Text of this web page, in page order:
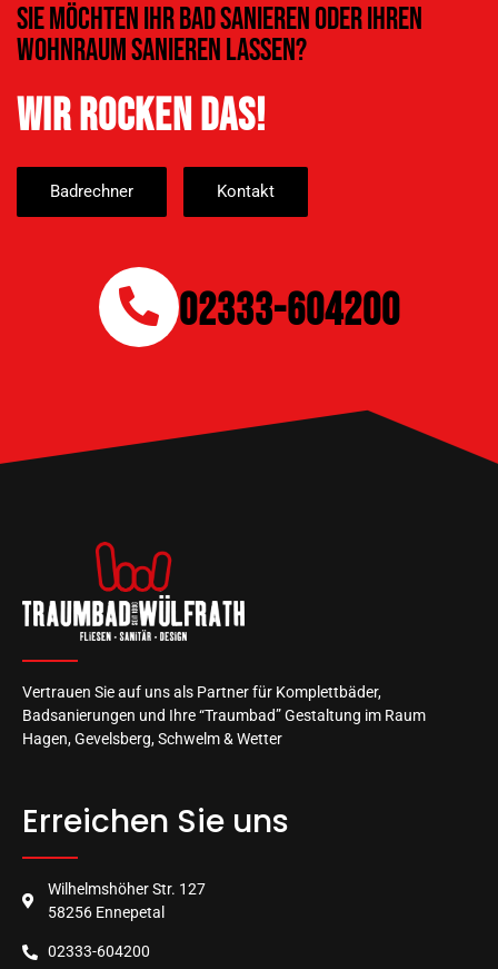
Sie möchten Ihr Bad sanieren oder Ihren
Wohnraum Sanieren lassen?
Wir rocken das!
Badrechner Kontakt
02333-604200
Vertrauen Sie auf uns als Partner für Komplettbäder,
Badsanierungen und Ihre “Traumbad” Gestaltung im Raum
Hagen, Gevelsberg, Schwelm & Wetter
Erreichen Sie uns
Wilhelmshöher Str. 127
58256 Ennepetal
02333-604200